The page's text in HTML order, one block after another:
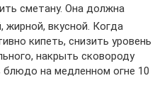
сметану. Она должна
жирной, вкусной. Когда
кипеть, снизить уровень
накрыть сковороду
на медленном огне 10